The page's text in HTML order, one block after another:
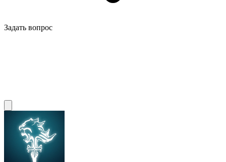
Задать вопрос